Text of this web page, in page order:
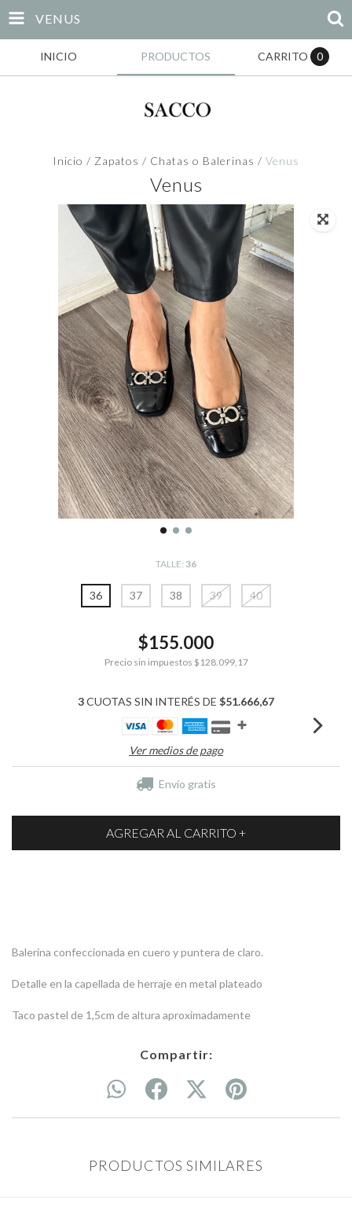
VENUS
INICIO PRODUCTOS CARRITO 0
Inicio / Zapatos / Chatas o Balerinas / Venus
Venus
TALLE: 36
36 37 38 39 40
$155.000
Precio sin impuestos $128.099,17
3CUOTAS SIN INTERÉS DE $51.666,67
Ver medios de pago
Envío gratis
Balerina confeccionada en cuero y puntera de claro.
Detalle en la capellada de herraje en metal plateado
Taco pastel de 1,5cm de altura aproximadamente
Compartir:
PRODUCTOS SIMILARES